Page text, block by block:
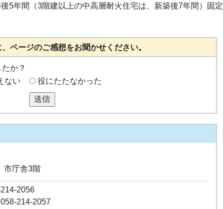
5年間（3階建以上の中高層耐火住宅は、新築後7年間）固定
ページのご感想をお聞かせください。
か？
ない 役にたたなかった
送信
庁舎3階
2056
214-2057